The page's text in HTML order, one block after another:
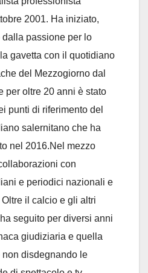
2001. Ha iniziato,
dalla passione per lo
gavetta con il quotidiano
del Mezzogiorno dal
per oltre 20 anni è stato
punti di riferimento del
salernitano che ha
nel 2016.Nel mezzo
con
e periodici nazionali e
Oltre il calcio e gli altri
seguito per diversi anni
giudiziaria e quella
non disdegnando le